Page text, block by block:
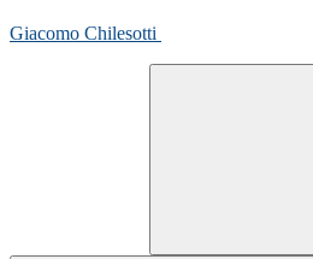
Giacomo Chilesotti